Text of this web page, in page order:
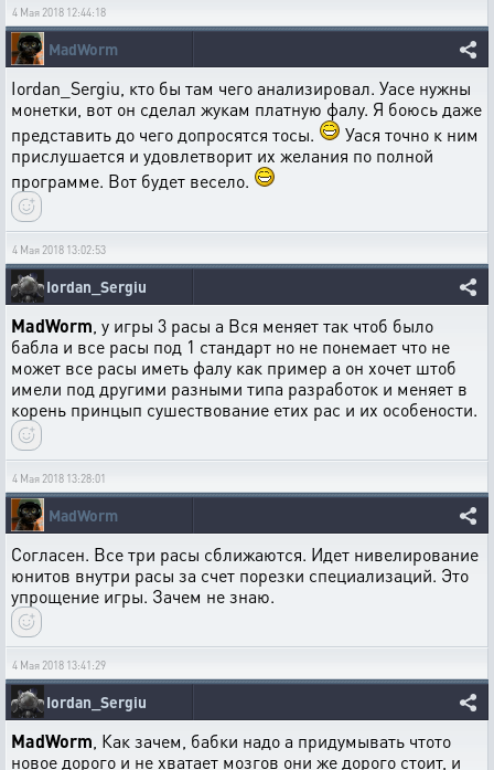
4 Мая 2018 12:44:18
MadWorm
Iordan_Sergiu, кто бы там чего анализировал. Уасе нужны
монетки, вот он сделал жукам платную фалу. Я боюсь даже
представить до чего допросятся тосы.
Уася точно к ним
прислушается и удовлетворит их желания по полной
программе. Вот будет весело.
4 Мая 2018 13:02:53
Iordan_Sergiu
MadWorm , у игры 3 расы а Вся меняет так чтоб было
бабла и все расы под 1 стандарт но не понемает что не
может все расы иметь фалу как пример а он хочет штоб
имели под другими разными типа разработок и меняет в
корень принцып сушествование етих рас и их особености.
4 Мая 2018 13:28:01
MadWorm
Согласен. Все три расы сближаются. Идет нивелирование
юнитов внутри расы за счет порезки специализаций. Это
упрощение игры. Зачем не знаю.
4 Мая 2018 13:41:29
Iordan_Sergiu
MadWorm , Как зачем, бабки надо а придумывать чтото
новое дорого и не хватает мозгов они же дорого стоит, и